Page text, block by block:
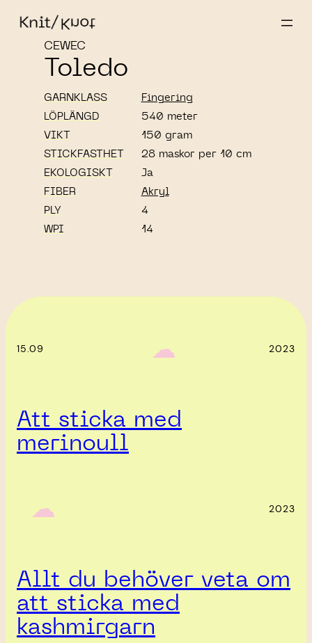
CEWEC
Toledo
GARNKLASS
Fingering
LÖPLÄNGD
540 meter
VIKT
150 gram
STICKFASTHET
28 maskor per 10 cm
EKOLOGISKT
Ja
FIBER
Akryl
PLY
4
WPI
14
15.09 ‎ ‎‎ ☁︎‎‎ 2023
Att sticka med
merinoull
‎ ‎‎ ☁︎‎‎ 2023
Allt du behöver veta om
att sticka med
kashmirgarn